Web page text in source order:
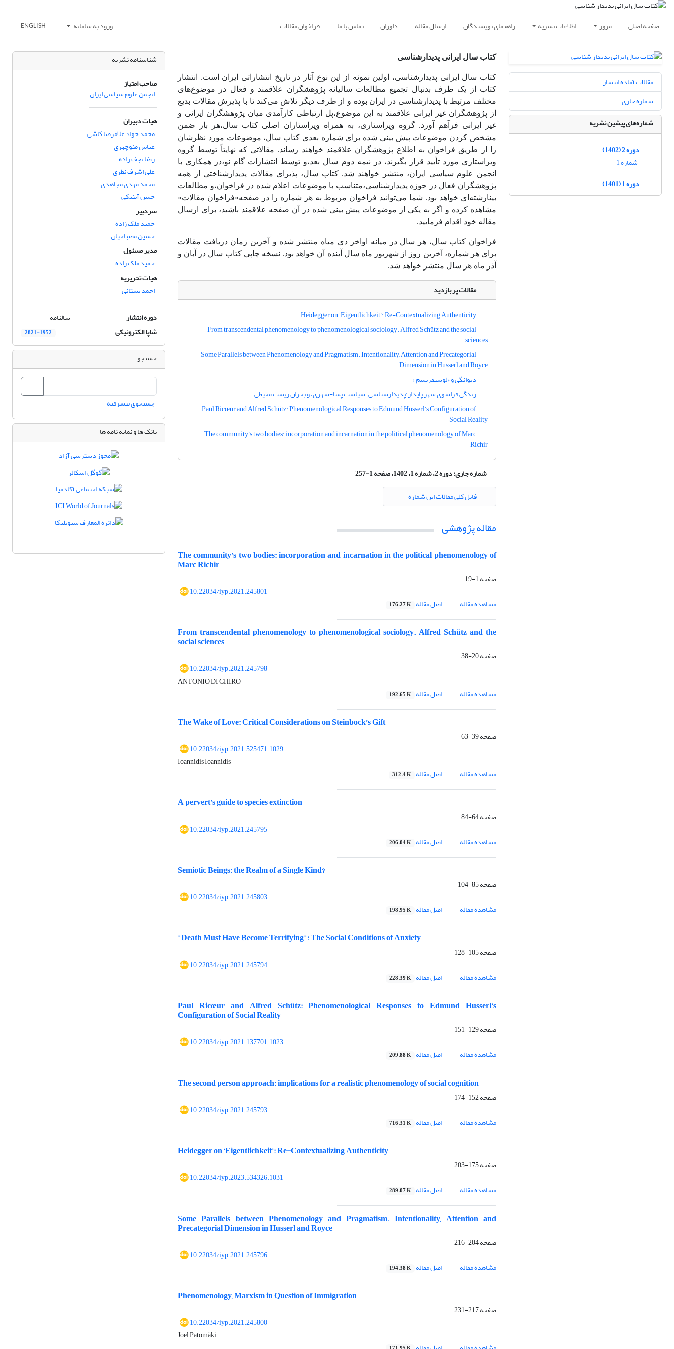
صفحه اصلی مرور اطلاعات نشریه راهنمای نویسندگان ارسال مقاله داوران تماس با ما فراخوان مقالات ورود به سامانه ENGLISH
مقالات آماده انتشار
شماره جاری
شماره‌های پیشین نشریه
دوره 2 (1402)
شماره 1
دوره 1 (1401)
کتاب سال ایرانی پدیدارشناسی
کتاب سال ایرانی پدیدارشناسی، اولین نمونه از این نوع آثار در تاریخ انتشاراتی ایران است. انتشار
کتاب از یک طرف بدنبال تجمیع مطالعات سالیانه پژوهشگران علاقمند و فعال در موضوع‌های
مختلف مرتبط با پدیدارشناسی در ایران بوده و از طرف دیگر تلاش می‌کند تا با پذیرش مقالات بدیع
از پژوهشگران غیر ایرانی علاقمند به این موضوع،پل ارتباطی کارآمدی میان پژوهشگران ایرانی و
غیر ایرانی فرآهم آورد. گروه ویراستاری، به همراه ویراستاران اصلی کتاب سال،هر بار ضمن
مشخص کردن موضوعات پیش بینی شده برای شماره بعدی کتاب سال، موضوعات مورد نظرشان
را از طریق فراخوان به اطلاع پژوهشگران علاقمند خواهند رساند. مقالاتی که نهایتاً توسط گروه
ویراستاری مورد تأیید قرار بگیرند، در نیمه دوم سال بعد،و توسط انتشارات گام نو،در همکاری با
انجمن علوم سیاسی ایران، منتشر خواهند شد. کتاب سال، پذیرای مقالات پدیدارشناختی از همه
پژوهشگران فعال در حوزه پدیدارشناسی،متناسب با موضوعات اعلام شده در فراخوان،و مطالعات
بینارشته‌ای خواهد بود. شما می‌توانید فراخوان مربوط به هر شماره را در صفحه«فراخوان مقالات»
مشاهده کرده و اگر به یکی از موضوعات پبش بینی شده در آن صفحه علاقمند باشید، برای ارسال
مقاله خود اقدام فرمایید.
فراخوان کتاب سال، هر سال در میانه اواخر دی میاه منتشر شده و آخرین زمان دریافت مقالات
برای هر شماره، آخرین روز از شهریور ماه سال آینده آن خواهد بود. نسخه چاپی کتاب سال در آبان و
آذر ماه هر سال منتشر خواهد شد.
مقالات پر بازدید
Heidegger on ‘Eigentlichkeit’: Re-Contextualizing Authenticity
From transcendental phenomenology to phenomenological sociology. Alfred Schütz and the social
sciences
Some Parallels between Phenomenology and Pragmatism. Intentionality, Attention and Precategorial
Dimension in Husserl and Royce
دیوانگی و «لوسیفریسم »
زندگی فراسوی شهر پایدار:پدیدارشناسی، سیاست پسا-شهری، و بحران زیست محیطی
Paul Ricœur and Alfred Schütz: Phenomenological Responses to Edmund Husserl’s Configuration of
Social Reality
The community’s two bodies: incorporation and incarnation in the political phenomenology of Marc
Richir
شماره جاری:دوره 2، شماره 1، 1402، صفحه 1-257
فایل کلی مقالات این شماره
مقاله پژوهشی
The community’s two bodies: incorporation and incarnation in the political phenomenology of
Marc Richir
صفحه1-19
10.22034/iyp.2021.245801
مشاهده مقاله
اصل مقاله 176.27 K
From transcendental phenomenology to phenomenological sociology. Alfred Schütz and the
social sciences
صفحه20-38
10.22034/iyp.2021.245798
ANTONIO DI CHIRO
مشاهده مقاله
اصل مقاله 192.65 K
The Wake of Love: Critical Considerations on Steinbock’s Gift
صفحه39-63
10.22034/iyp.2021.525471.1029
Ioannidis Ioannidis
مشاهده مقاله
اصل مقاله 312.4 K
A pervert’s guide to species extinction
صفحه64-84
10.22034/iyp.2021.245795
مشاهده مقاله
اصل مقاله 206.04 K
Semiotic Beings: the Realm of a Single Kind?
صفحه85-104
10.22034/iyp.2021.245803
مشاهده مقاله
اصل مقاله 198.95 K
"Death Must Have Become Terrifying": The Social Conditions of Anxiety
صفحه105-128
10.22034/iyp.2021.245794
مشاهده مقاله
اصل مقاله 228.39 K
Paul Ricœur and Alfred Schütz: Phenomenological Responses to Edmund Husserl’s
Configuration of Social Reality
صفحه129-151
10.22034/iyp.2021.137701.1023
مشاهده مقاله
اصل مقاله 209.88 K
The second person approach: implications for a realistic phenomenology of social cognition
صفحه152-174
10.22034/iyp.2021.245793
مشاهده مقاله
اصل مقاله 716.31 K
Heidegger on ‘Eigentlichkeit’: Re-Contextualizing Authenticity
صفحه175-203
10.22034/iyp.2023.534326.1031
مشاهده مقاله
اصل مقاله 289.07 K
Some Parallels between Phenomenology and Pragmatism. Intentionality, Attention and
Precategorial Dimension in Husserl and Royce
صفحه204-216
10.22034/iyp.2021.245796
مشاهده مقاله
اصل مقاله 194.38 K
Phenomenology, Marxism in Question of Immigration
صفحه217-231
10.22034/iyp.2021.245800
Joel Patomäki
شناسنامه نشریه
صاحب امتیاز
انجمن علوم سیاسی ایران
هیات دبیران
محمد جواد غلامرضا کاشی
عباس منوچهری
رضا نجف زاده
علی اشرف نظری
محمد مهدی مجاهدی
حسن آبنیکی
سردبیر
حمید ملک زاده
حسین مصباحیان
مدیر مسئول
حمید ملک زاده
هیات تحریریه
احمد بستانی
دوره انتشار
سالنامه
شاپا الکترونیکی
2821-1952‪
جستجو
جستجوی پیشرفته
بانک ها و نمایه نامه ها
...